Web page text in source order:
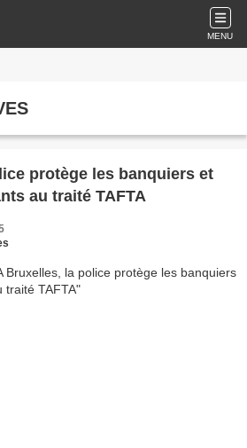
MENU
protège les banquiers et
au traité TAFTA